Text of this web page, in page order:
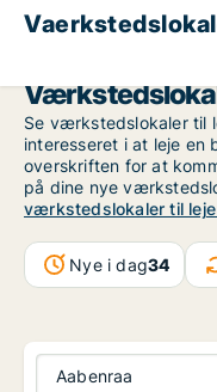
Se værkstedslokaler til
interesseret i at leje en
overskriften for at
på dine nye
værkstedslokaler til leje
Nye i dag34
Aabenraa